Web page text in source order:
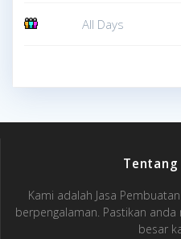
All Days
Tentang
Kami adalah Jasa
berpengalaman. Pastikan
besar